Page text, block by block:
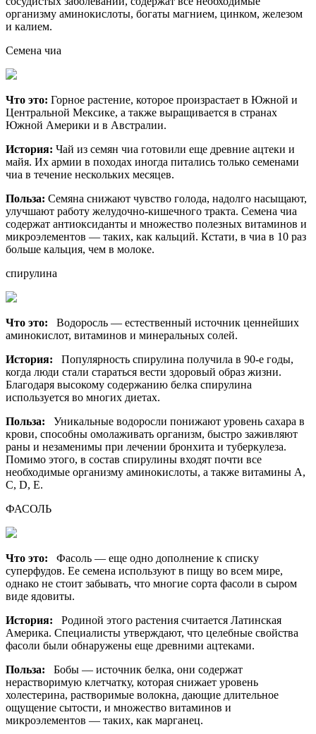
организму аминокислоты, богаты магнием, цинком, железом
и калием.
Семена чиа
Что это: Горное растение, которое произрастает в Южной и
Центральной Мексике, а также выращивается в странах
Южной Америки и в Австралии.
История: Чай из семян чиа готовили еще древние ацтеки и
майя. Их армии в походах иногда питались только семенами
чиа в течение нескольких месяцев.
Польза: Семяна снижают чувство голода, надолго насыщают,
улучшают работу желудочно-кишечного тракта. Семена чиа
содержат антиоксиданты и множество полезных витаминов и
микроэлементов — таких, как кальций. Кстати, в чиа в 10 раз
больше кальция, чем в молоке.
спирулина
Что это: Водоросль — естественный источник ценнейших
аминокислот, витаминов и минеральных солей.
История: Популярность спирулина получила в 90-е годы,
когда люди стали стараться вести здоровый образ жизни.
Благодаря высокому содержанию белка спирулина
используется во многих диетах.
Польза: Уникальные водоросли понижают уровень сахара в
крови, способны омолаживать организм, быстро заживляют
раны и незаменимы при лечении бронхита и туберкулеза.
Помимо этого, в состав спирулины входят почти все
необходимые организму аминокислоты, а также витамины A,
C, D, E.
ФАСОЛЬ
Что это: Фасоль — еще одно дополнение к списку
суперфудов. Ее семена используют в пищу во всем мире,
однако не стоит забывать, что многие сорта фасоли в сыром
виде ядовиты.
История: Родиной этого растения считается Латинская
Америка. Специалисты утверждают, что целебные свойства
фасоли были обнаружены еще древними ацтеками.
Польза: Бобы — источник белка, они содержат
нерастворимую клетчатку, которая снижает уровень
холестерина, растворимые волокна, дающие длительное
ощущение сытости, и множество витаминов и
микроэлементов — таких, как марганец.